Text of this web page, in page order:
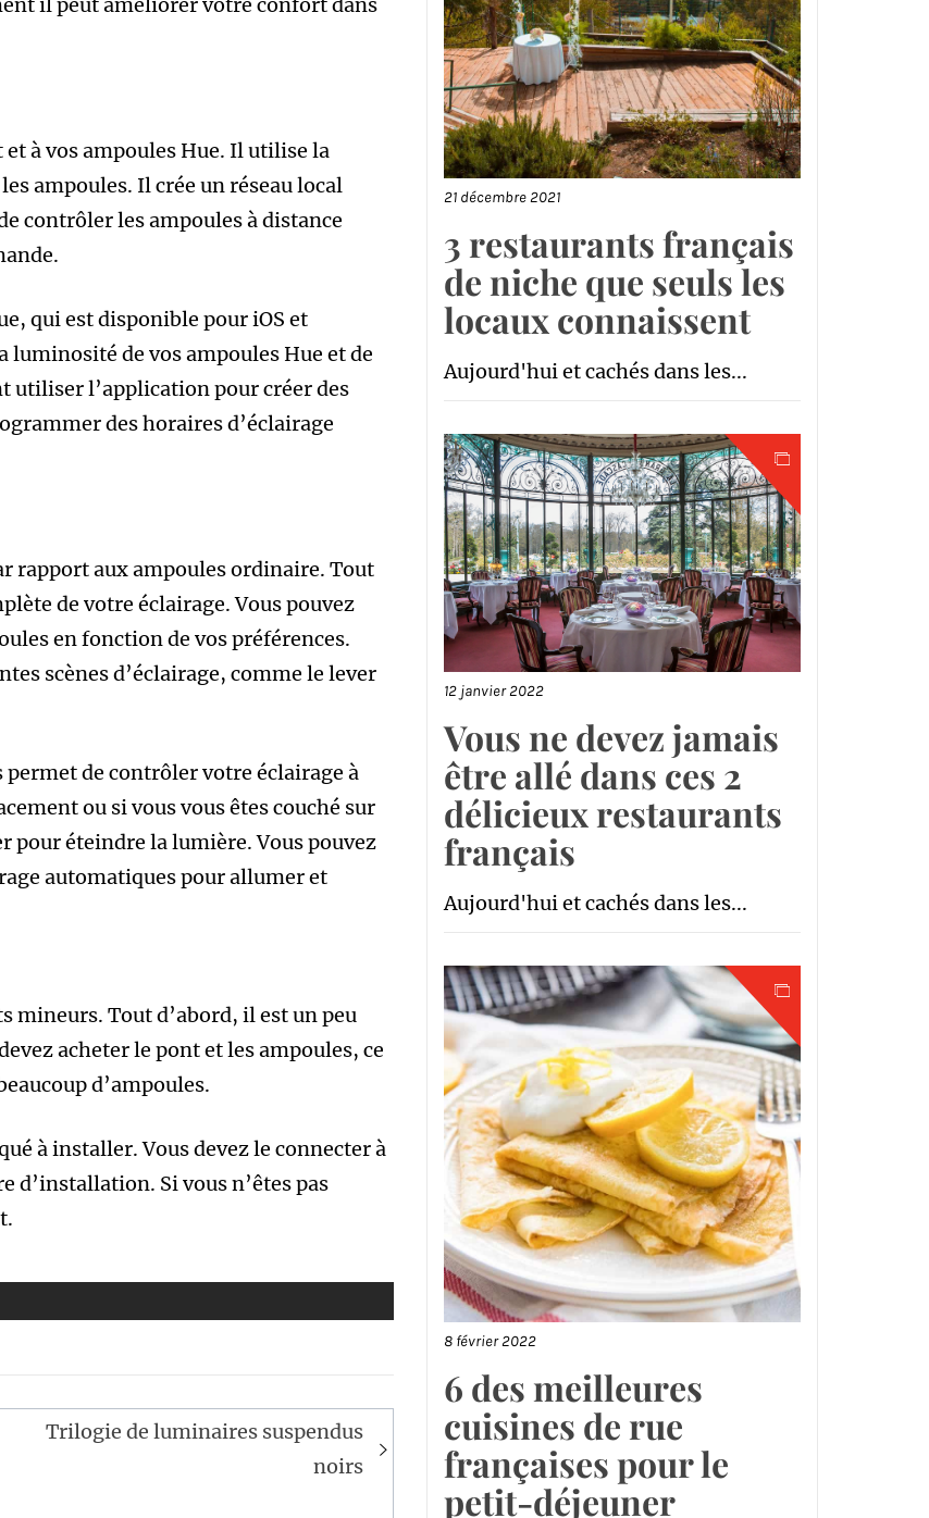
à vos ampoules Hue. Il utilise la
ampoules. Il crée un réseau local
contrôler les ampoules à distance
qui est disponible pour iOS et
de vos ampoules Hue et de
utiliser l’application pour créer des
des horaires d’éclairage
rapport aux ampoules ordinaire. Tout
de votre éclairage. Vous pouvez
en fonction de vos préférences.
scènes d’éclairage, comme le lever
de contrôler votre éclairage à
ou si vous vous êtes couché sur
pour éteindre la lumière. Vous pouvez
automatiques pour allumer et
mineurs. Tout d’abord, il est un peu
acheter le pont et les ampoules, ce
d’ampoules.
à installer. Vous devez le connecter à
d’installation. Si vous n’êtes pas
Trilogie de luminaires suspendus
noirs
21 décembre 2021
3 restaurants français
de niche que seuls les
locaux connaissent
Aujourd'hui et cachés dans les...
12 janvier 2022
Vous ne devez jamais
être allé dans ces 2
délicieux restaurants
français
Aujourd'hui et cachés dans les...
8 février 2022
6 des meilleures
cuisines de rue
françaises pour le
petit-déjeuner